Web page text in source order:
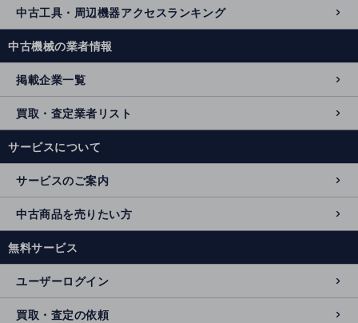
中古工具・周辺機器アクセスランキング
中古機械の業者情報
掲載企業一覧
買取・査定業者リスト
サービスについて
サービスのご案内
中古商品を売りたい方
無料サービス
ユーザーログイン
買取・査定の依頼